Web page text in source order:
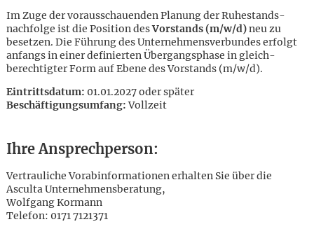
Im Zuge der voraus­schauenden Planung der Ruhe­stands­
nachfolge ist die Position desVorstands (m/w/d)neu zu
besetzen. Die Führung des Unter­nehmens­ver­bundes erfolgt
anfangs in einer definierten Über­gangs­phase in gleich­
berechtigter Form auf Ebene des Vorstands (m/w/d).
Eintrittsdatum: 01.01.2027 oder später
Beschäftigungsumfang:Vollzeit
Ihre Ansprechperson:
Vertrauliche Vorabinformationen erhalten Sie über die
Asculta Unternehmensberatung,
Wolfgang Kormann
Telefon: 0171 7121371